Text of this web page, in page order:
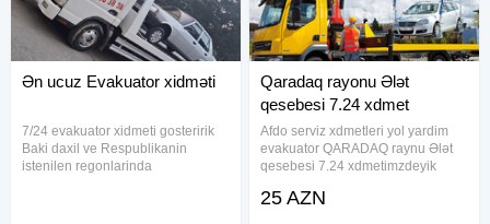
Ən ucuz Evakuator xidməti
7/24 evakuator xidmeti gosteririk
Baki daxil ve Respublikanin
istenilen regonlarinda
Qaradaq rayonu Ələt
qesebesi 7.24 xdmet
Afdo serviz xdmetleri yol yardim
evakuator QARADAQ raynu Ələt
qesebesi 7.24 xdmetimzdeyik
25 AZN